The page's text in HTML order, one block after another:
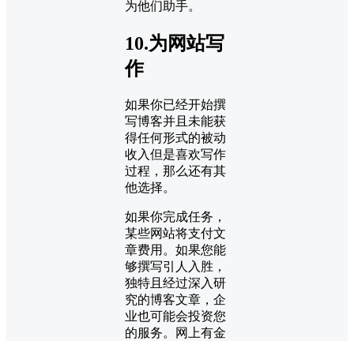
为他们助手。
10.为网站写
作
如果你已经开始撰
写博客并且未能获
得任何形式的被动
收入但是喜欢写作
过程，那么还有其
他选择。
如果你完成任务，
某些网站将支付文
章费用。如果您能
够撰写引人入胜，
独特且经过深入研
究的博客文章，企
业也可能会投资您
的服务。网上有金